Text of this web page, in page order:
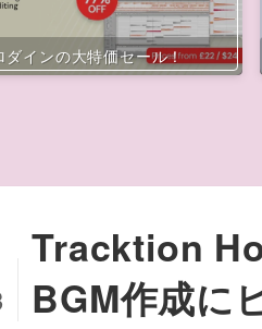
ダインの大特価セール！
Tracktion
BGM作成に